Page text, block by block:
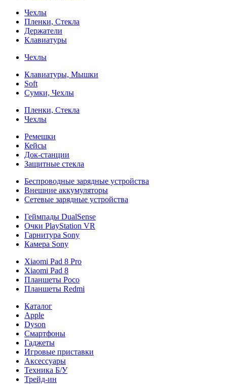
Чехлы
Пленки, Стекла
Держатели
Клавиатуры
Чехлы
Клавиатуры, Мышки
Soft
Сумки, Чехлы
Пленки, Стекла
Чехлы
Ремешки
Кейсы
Док-станции
Защитные стекла
Беспроводные зарядные устройства
Внешние аккумуляторы
Сетевые зарядные устройства
Геймпады DualSense
Очки PlayStation VR
Гарнитура Sony
Камера Sony
Xiaomi Pad 8 Pro
Xiaomi Pad 8
Планшеты Poco
Планшеты Redmi
Каталог
Apple
Dyson
Смартфоны
Гаджеты
Игровые приставки
Аксессуары
Техника Б/У
Трейд-ин